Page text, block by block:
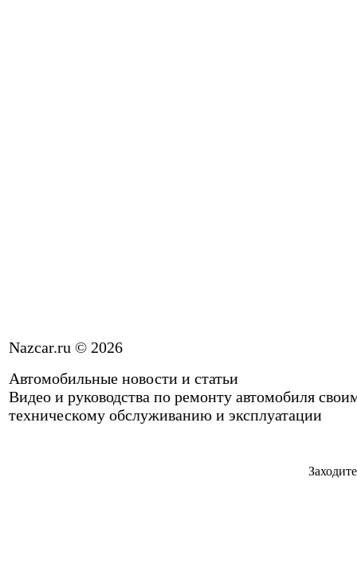
Nazcar.ru © 2026
Автомобильные новости и статьи
Видео и руководства по ремонту автомобиля
техническому обслуживанию и эксплуатации